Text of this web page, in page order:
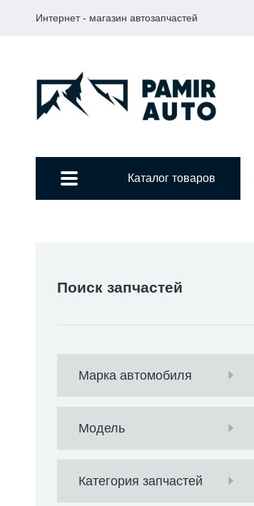
Интернет - магазин автозапчастей
Каталог товаров
Поиск запчастей
Марка автомобиля
Модель
Категория запчастей